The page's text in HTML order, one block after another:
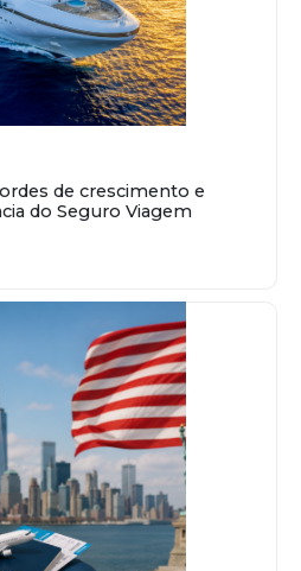
de crescimento e
do Seguro Viagem